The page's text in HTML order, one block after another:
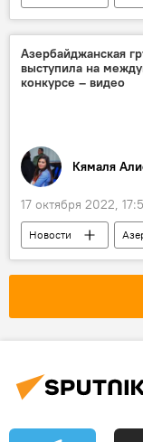
учения
Корпус стражей
граница
Азербайджанская
выступила на
конкурсе – видео
Кямаля
17 октября 2022,
Новости
Евровидение